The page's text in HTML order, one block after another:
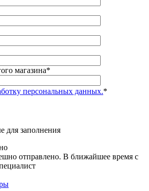
магазина*
персональных данных.*
для заполнения
отправлено. В ближайшее время с